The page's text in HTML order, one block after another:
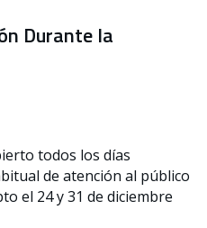
Durante la
todos los días
de atención al público
el 24 y 31 de diciembre